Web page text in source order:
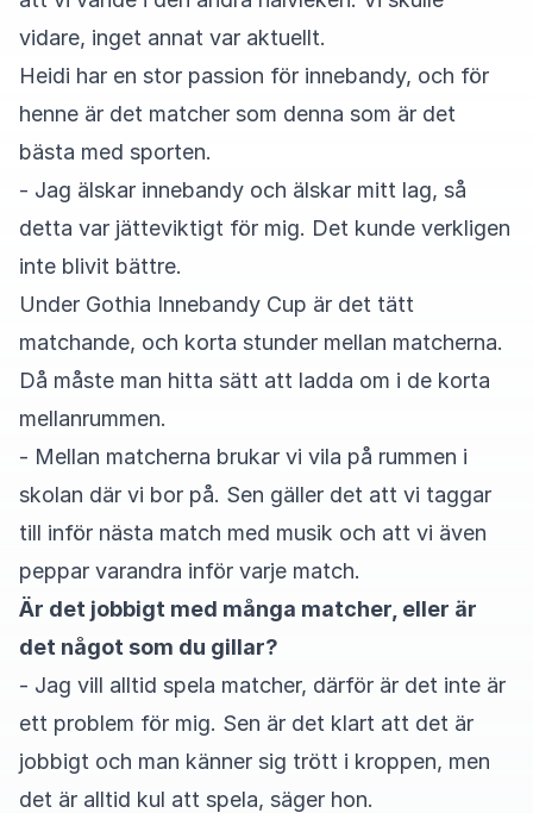
vidare, inget annat var aktuellt.
Heidi har en stor passion för innebandy, och för
henne är det matcher som denna som är det
bästa med sporten.
- Jag älskar innebandy och älskar mitt lag, så
detta var jätteviktigt för mig. Det kunde verkligen
inte blivit bättre.
Under Gothia Innebandy Cup är det tätt
matchande, och korta stunder mellan matcherna.
Då måste man hitta sätt att ladda om i de korta
mellanrummen.
- Mellan matcherna brukar vi vila på rummen i
skolan där vi bor på. Sen gäller det att vi taggar
till inför nästa match med musik och att vi även
peppar varandra inför varje match.
Är det jobbigt med många matcher, eller är
det något som du gillar?
- Jag vill alltid spela matcher, därför är det inte är
ett problem för mig. Sen är det klart att det är
jobbigt och man känner sig trött i kroppen, men
det är alltid kul att spela, säger hon.